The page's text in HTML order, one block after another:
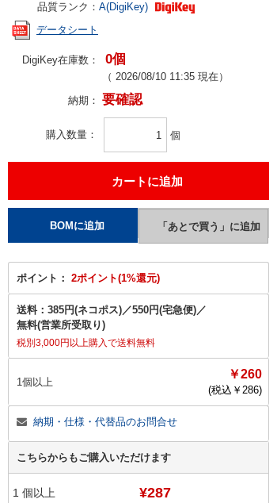
品質ランク： A(DigiKey)
データシート
DigiKey在庫数： 0個
（ 2026/08/10 11:35 現在）
納期： 要確認
購入数量 個
ポイント： 2ポイント(1%還元)
送料： 385円(ネコポス)／550円(宅急便)／
無料(営業所受取り)
税別3,000円以上購入で送料無料
1個以上
￥260
(税込￥ 286)
納期・仕様・代替品のお問合せ
こちらからもご購入いただけます
1 個以上 ¥287